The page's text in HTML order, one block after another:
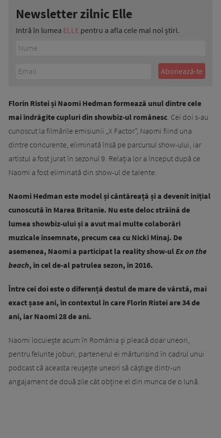
Newsletter zilnic Elle
Intră în lumea ELLE pentru a afla cele mai noi știri.
Florin Ristei și Naomi Hedman formează unul dintre cele
mai îndrăgite cupluri din showbiz-ul românesc. Cei doi s-au
cunoscut la filmările emisiunii „X Factor”, Naomi fiind una
dintre concurente, eliminată însă pe parcursul show-ului, iar
artistul a fost jurat în sezonul 9. Relația lor a început după ce
Naomi a fost eliminată din show-ul de talente.
Naomi Hedman este model și cântăreață și a devenit inițial
cunoscută în Marea Britanie. Nu este deloc străină de
lumea showbiz-ului și a avut mai multe colaborări
muzicale însemnate, precum cea cu Nicki Minaj. De
asemenea, Naomi a participat la reality show-ulEx on the
beach, în cel de-al patrulea sezon, în 2016.
Între cei doi este o diferență destul de mare de vârstă, mai
exact șase ani, în contextul în care Florin Ristei are 34 de
ani, iar Naomi 28 de ani.
Naomi locuiește acum în România și pleacă doar uneori,
pentru felurite joburi, partenerul ei mărturisind în cadrul unui
podcast că aceasta reușește uneori să câștige dintr-un
angajament de două zile cât obține el din munca de o lună.